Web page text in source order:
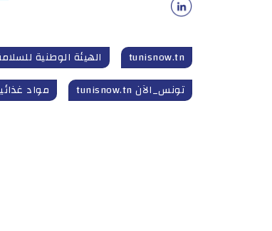
tunisnow.tn الهيئة الوطنية
تونس_الآن tunisnow.tn
مواد